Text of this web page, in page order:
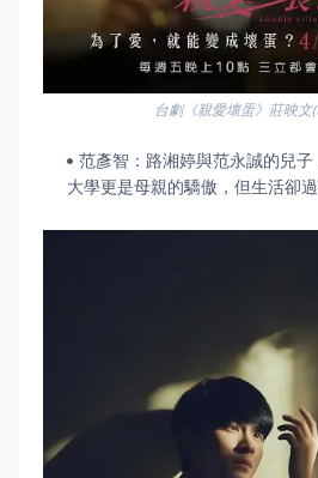
台劇《親愛壞蛋》莊映文
范彥智：路湘婷與范永誠的兒
大學更是母親的驕傲，但生活卻過